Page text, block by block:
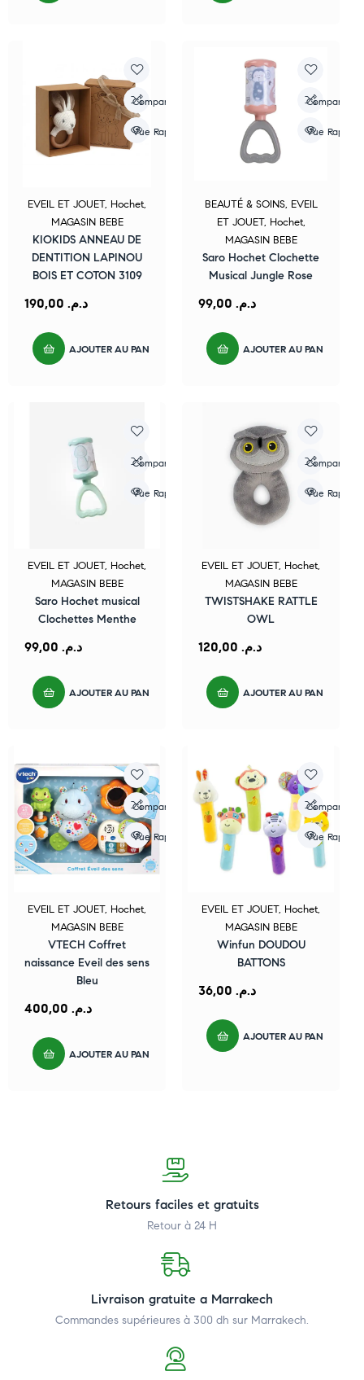
Compare
Vue Rapide
EVEIL ET JOUET, Hochet,
MAGASIN BEBE
KIOKIDS ANNEAU DE
DENTITION LAPINOU
BOIS ET COTON 3109
د.م.
AJOUTER AU PANIER
Compare
Vue Rapide
BEAUTÉ & SOINS, EVEIL
ET JOUET, Hochet,
MAGASIN BEBE
Saro Hochet Clochette
Musical Jungle Rose
د.م.
AJOUTER AU PANIER
Compare
Vue Rapide
EVEIL ET JOUET, Hochet,
MAGASIN BEBE
Saro Hochet musical
Clochettes Menthe
د.م.
AJOUTER AU PANIER
Compare
Vue Rapide
EVEIL ET JOUET, Hochet,
MAGASIN BEBE
TWISTSHAKE RATTLE
OWL
د.م.
AJOUTER AU PANIER
Compare
Vue Rapide
EVEIL ET JOUET, Hochet,
MAGASIN BEBE
VTECH Coffret
naissance Eveil des sens
Bleu
د.م.
AJOUTER AU PANIER
Compare
Vue Rapide
EVEIL ET JOUET, Hochet,
MAGASIN BEBE
Winfun DOUDOU
BATTONS
د.م.
AJOUTER AU PANIER
Retours faciles et gratuits
Retour à 24 H
Livraison gratuite a Marrakech
Commandes supérieures à 300 dh sur Marrakech.